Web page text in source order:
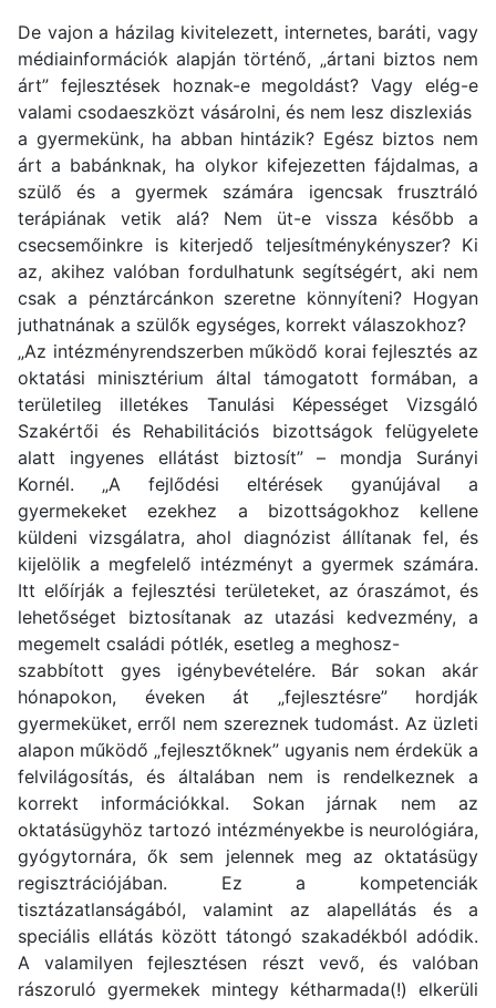
De vajon a házilag kivitelezett, internetes, baráti, vagy
médiainformációk alapján történő, „ártani biztos nem
árt” fejlesztések hoznak-e megoldást? Vagy elég-e
valami csodaeszközt vásárolni, és nem lesz diszlexiás
a gyermekünk, ha abban hintázik? Egész biztos nem
árt a babánknak, ha olykor kifejezetten fájdalmas, a
szülő és a gyermek számára igencsak frusztráló
terápiának vetik alá? Nem üt-e vissza később a
csecsemőinkre is kiterjedő teljesítménykényszer? Ki
az, akihez valóban fordulhatunk segítségért, aki nem
csak a pénztárcánkon szeretne könnyíteni? Hogyan
juthatnának a szülők egységes, korrekt válaszokhoz?
„Az intézményrendszerben működő korai fejlesztés az
oktatási minisztérium által támogatott formában, a
területileg illetékes Tanulási Képességet Vizsgáló
Szakértői és Rehabilitációs bizottságok felügyelete
alatt ingyenes ellátást biztosít” – mondja Surányi
Kornél. „A fejlődési eltérések gyanújával a
gyermekeket ezekhez a bizottságokhoz kellene
küldeni vizsgálatra, ahol diagnózist állítanak fel, és
kijelölik a megfelelő intézményt a gyermek számára.
Itt előírják a fejlesztési területeket, az óraszámot, és
lehetőséget biztosítanak az utazási kedvezmény, a
megemelt családi pótlék, esetleg a meghosz-
szabbított gyes igénybevételére. Bár sokan akár
hónapokon, éveken át „fejlesztésre” hordják
gyermeküket, erről nem szereznek tudomást. Az üzleti
alapon működő „fejlesztőknek” ugyanis nem érdekük a
felvilágosítás, és általában nem is rendelkeznek a
korrekt információkkal. Sokan járnak nem az
oktatásügyhöz tartozó intézményekbe is neurológiára,
gyógytornára, ők sem jelennek meg az oktatásügy
regisztrációjában. Ez a kompetenciák
tisztázatlanságából, valamint az alapellátás és a
speciális ellátás között tátongó szakadékból adódik.
A valamilyen fejlesztésen részt vevő, és valóban
rászoruló gyermekek mintegy kétharmada(!) elkerüli